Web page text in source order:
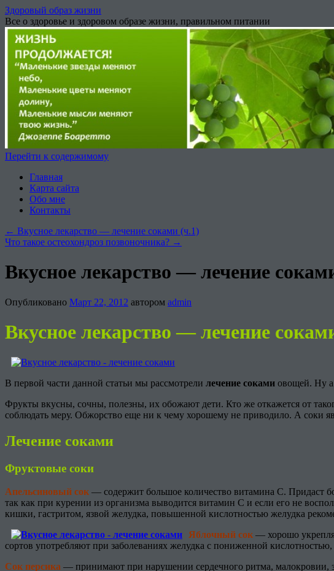
Здоровый образ жизни
Все о здоровье и здоровом образе жизни, правильном питании
Перейти к содержимому
Главная
Карта сайта
Обо мне
Контакты
← Вкусное лекарство — лечение соками (ч.1)
Что такое остеохондроз позвоночника? →
Вкусное лекарство — лечение
Опубликовано Март 22, 2012 автором admin
Вкусное лекарство — лечение
В первой части данной статьи мы рассмотрели лечение соками овощей. Ну а
Фрукты вкусны, сочны, полезны, их обожают дети. Кто же откажется от
соблюдать меру. Обжорство еще ни к чему хорошему не приводило. А соки
Лечение соками
Фруктовые соки
Апельсиновый сок — содержит большое количество витамина С. Придаст
так как при курении из организма выводится витамин С и если его не
кишки, гастритом, язвой желудка, повышенной кислотностью желудка
Яблочный сок — хорошо
сортов употребляют при заболеваниях желудка с пониженной кислотностью,
Сок персика — принимают при нарушении сердечного ритма, малокровии,